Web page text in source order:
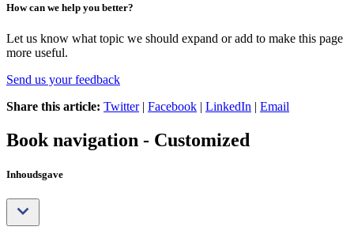
How can we help you better?
Let us know what topic we should expand or add to make this page
more useful.
Send us your feedback
Share this article: Twitter| Facebook | LinkedIn | Email
Book navigation - Customized
Inhoudsgave